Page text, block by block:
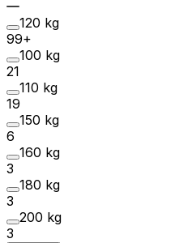
120 kg
99+
100 kg
21
110 kg
19
150 kg
6
160 kg
3
180 kg
3
200 kg
3